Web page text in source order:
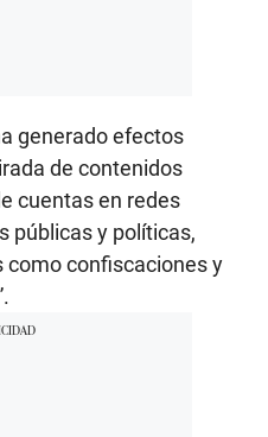
generado efectos
de contenidos
cuentas en redes
públicas y políticas,
como confiscaciones y